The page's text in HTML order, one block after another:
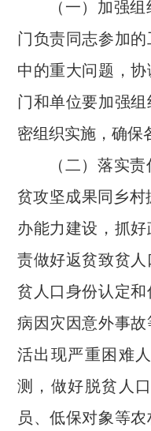
（一）加强
门负责同志参加
中的重大问题，
门和单位要加强
密组织实施，确保
（二）落实责
贫攻坚成果同乡
办能力建设，抓好
责做好返贫致贫
贫人口身份认定
病因灾因意外事
活出现严重困难
测，做好脱贫人
员、低保对象等